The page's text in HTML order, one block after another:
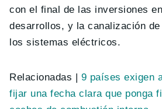
con el final de las inversiones
desarrollos, y la canalización
los sistemas eléctricos.
Relacionadas | 9 países exigen
fijar una fecha clara que ponga